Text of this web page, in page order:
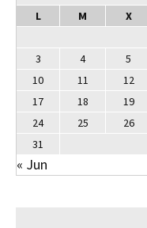
L
M X
3
4 5
10
11 12
17
18 19
24
25 26
31
« Jun